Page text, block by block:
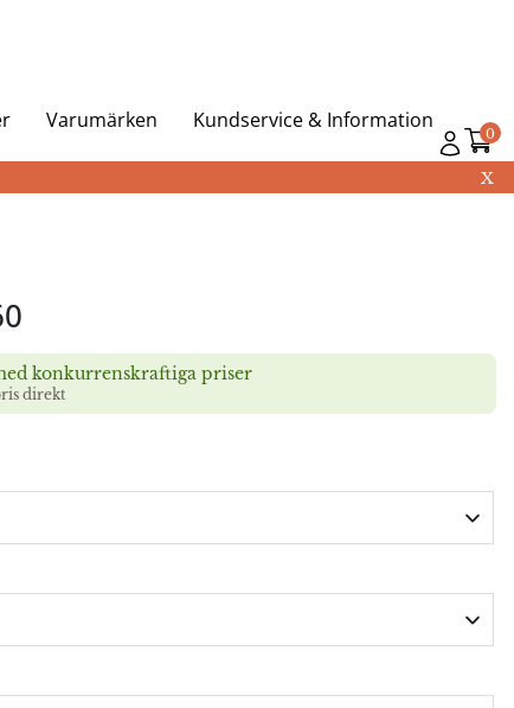
0
Varumärken Kundservice & Information
X
konkurrenskraftiga priser
direkt